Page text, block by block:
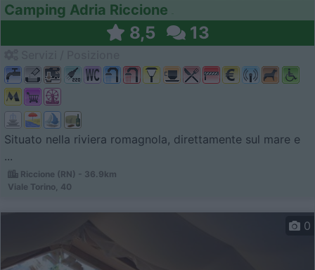
Camping Adria Riccione
8,5 13
Situato nella riviera romagnola, direttamente sul mare e
...
Riccione (RN) - 36.9km
Viale Torino, 40
0